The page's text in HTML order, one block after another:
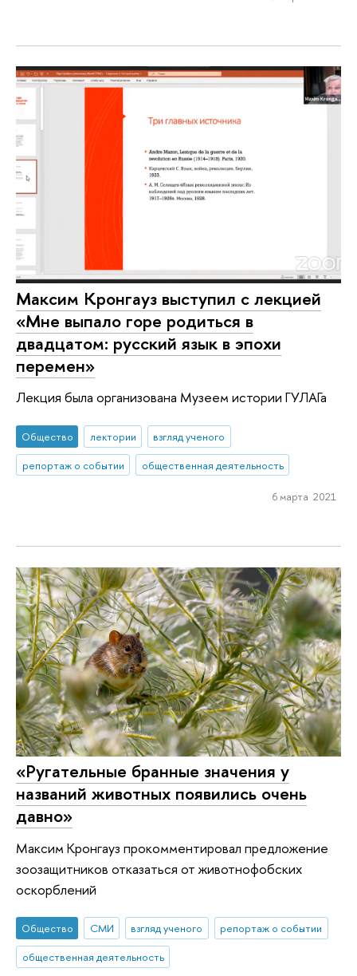
Максим Кронгауз выступил с лекцией
«Мне выпало горе родиться в
двадцатом: русский язык в эпохи
перемен»
Лекция была организована Музеем истории ГУЛАГа
Общество лектории
взгляд ученого
репортаж о событии
общественная деятельность
6 марта 2021
«Ругательные бранные значения у
названий животных появились очень
давно»
Максим Кронгауз прокомментировал предложение
зоозащитников отказаться от животнофобских
оскорблений
Общество СМИ взгляд ученого
репортаж о событии
общественная деятельность